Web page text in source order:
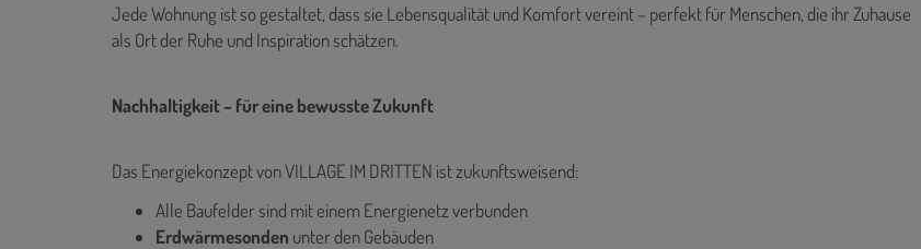
Jede Wohnung ist so gestaltet, dass sie Lebensqualität und Komfort vereint – perfekt für Menschen, die ihr Zuhause
als Ort der Ruhe und Inspiration schätzen.
Nachhaltigkeit – für eine bewusste Zukunft
Das Energiekonzept von VILLAGE IM DRITTEN ist zukunftsweisend:
Alle Baufelder sind mit einem Energienetz verbunden
Erdwärmesonden unter den Gebäuden